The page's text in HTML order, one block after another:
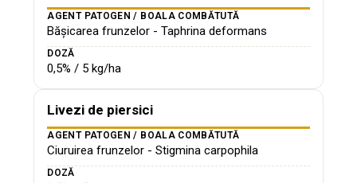
AGENT PATOGEN / BOALA COMBĂTUTĂ
Bășicarea frunzelor - Taphrina deformans
DOZĂ
0,5% / 5 kg/ha
Livezi de piersici
AGENT PATOGEN / BOALA COMBĂTUTĂ
Ciuruirea frunzelor - Stigmina carpophila
DOZĂ